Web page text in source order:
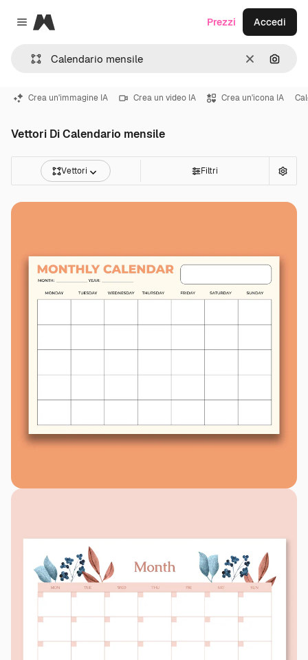
Close menu
Magnific
CancellaCerca
Prezzi Accedi
Crea un'immagine IA Crea un video IA Crea un'icona IA
Vettori Di Calendario mensile
Vettori Filtri